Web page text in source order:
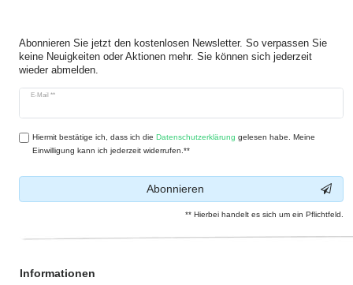
Abonnieren Sie jetzt den kostenlosen Newsletter. So verpassen Sie
keine Neuigkeiten oder Aktionen mehr. Sie können sich jederzeit
wieder abmelden.
E-Mail **
Newsletter
Hiermit bestätige ich, dass ich dieDaten­schutz­erklärung gelesen habe. Meine
Einwilligung kann ich jederzeit widerrufen.**
Abonnieren
** Hierbei handelt es sich um ein Pflichtfeld.
Informationen